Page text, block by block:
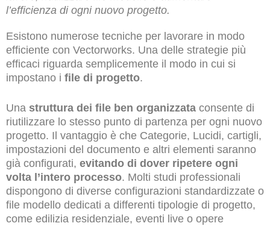
l’efficienza di ogni nuovo progetto.
Esistono numerose tecniche per lavorare in modo
efficiente con Vectorworks. Una delle strategie più
efficaci riguarda semplicemente il modo in cui si
impostano i file di progetto.
Una struttura dei file ben organizzata consente di
riutilizzare lo stesso punto di partenza per ogni nuovo
progetto. Il vantaggio è che Categorie, Lucidi, cartigli,
impostazioni del documento e altri elementi saranno
già configurati, evitando di dover ripetere ogni
volta l’intero processo. Molti studi professionali
dispongono di diverse configurazioni standardizzate o
file modello dedicati a differenti tipologie di progetto,
come edilizia residenziale, eventi live o opere